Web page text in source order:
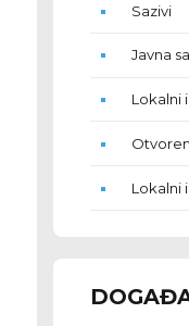
Sazivi
Javna
Lokalni
Lokalni